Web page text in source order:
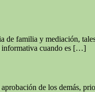
de familia y mediación,
informativa cuando es […]
de los demás,